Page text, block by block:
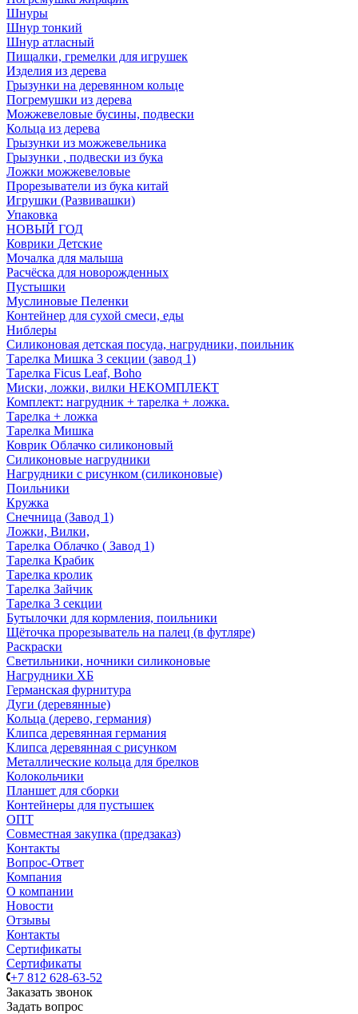
Шнуры
Шнур тонкий
Шнур атласный
Пищалки, гремелки для игрушек
Изделия из дерева
Грызунки на деревянном кольце
Погремушки из дерева
Можжевеловые бусины, подвески
Кольца из дерева
Грызунки из можжевельника
Грызунки , подвески из бука
Ложки можжевеловые
Прорезыватели из бука китай
Игрушки (Развивашки)
Упаковка
НОВЫЙ ГОД
Коврики Детские
Мочалка для малыша
Расчёска для новорожденных
Пустышки
Муслиновые Пеленки
Контейнер для сухой смеси, еды
Ниблеры
Силиконовая детская посуда, нагрудники, поильник
Тарелка Мишка 3 секции (завод 1)
Тарелка Ficus Leaf, Boho
Миски, ложки, вилки НЕКОМПЛЕКТ
Комплект: нагрудник + тарелка + ложка.
Тарелка + ложка
Тарелка Мишка
Коврик Облачко силиконовый
Силиконовые нагрудники
Нагрудники с рисунком (силиконовые)
Поильники
Кружка
Снечница (Завод 1)
Ложки, Вилки,
Тарелка Облачко ( Завод 1)
Тарелка Крабик
Тарелка кролик
Тарелка Зайчик
Тарелка 3 секции
Бутылочки для кормления, поильники
Щёточка прорезыватель на палец (в футляре)
Раскраски
Светильники, ночники силиконовые
Нагрудники ХБ
Германская фурнитура
Дуги (деревянные)
Кольца (дерево, германия)
Клипса деревянная германия
Клипса деревянная с рисунком
Металлические кольца для брелков
Колокольчики
Планшет для сборки
Контейнеры для пустышек
ОПТ
Совместная закупка (предзаказ)
Контакты
Вопрос-Ответ
Компания
О компании
Новости
Отзывы
Контакты
Сертификаты
Сертификаты
+7 812 628-63-52
Заказать звонок
Задать вопрос